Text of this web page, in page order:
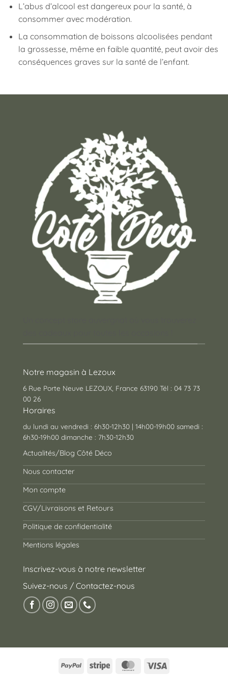
L’abus d’alcool est dangereux pour la santé, à
consommer avec modération.
La consommation de boissons alcoolisées pendant
la grossesse, même en faible quantité, peut avoir des
conséquences graves sur la santé de l’enfant.
Notre magasin à Lezoux
6 Rue Porte Neuve LEZOUX, France 63190 Tél : 04 73 73
00 26
Horaires
du lundi au vendredi : 6h30-12h30 | 14h00-19h00 samedi :
6h30-19h00 dimanche : 7h30-12h30
Actualités/Blog Côté Déco
Nous contacter
Mon compte
CGV/Livraisons et Retours
Politique de confidentialité
Mentions légales
Inscrivez-vous à notre newsletter
Suivez-nous / Contactez-nous
PayPal Stripe MasterCard
Visa